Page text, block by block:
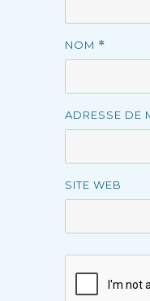
NOM *
ADRESSE DE
SITE WEB